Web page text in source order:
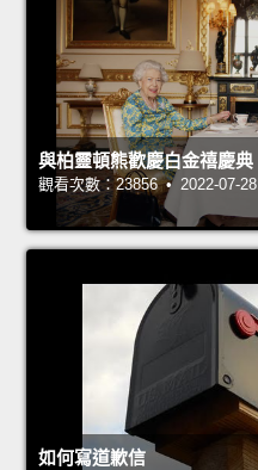
與柏靈頓熊歡慶白金禧慶典
觀看次數：23856 • 2022-07-28
如何寫道歉信